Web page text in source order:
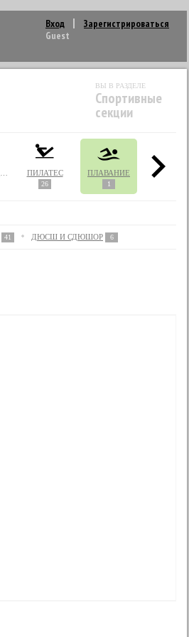
Вход
Зарегистрироваться
Guest
ВЫ В РАЗДЕЛЕ
Спортивные
секции
ПИЛАТЕС
26
ПЛАВАНИЕ
1
41 ДЮСШ И СДЮШОР 6